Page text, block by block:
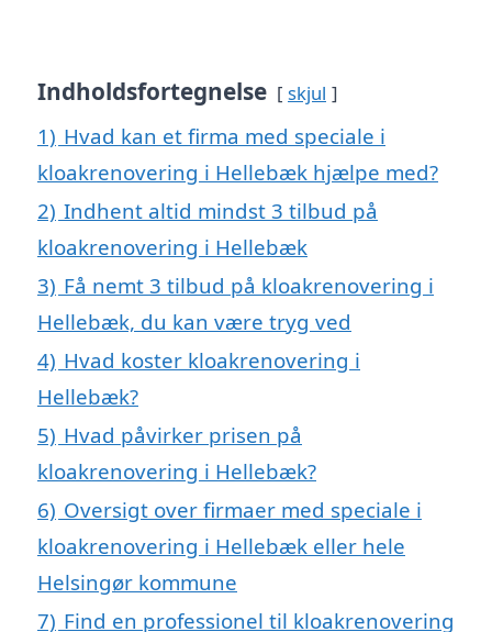
Indholdsfortegnelse skjul
1) Hvad kan et firma med speciale i
kloakrenovering i Hellebæk hjælpe med?
2) Indhent altid mindst 3 tilbud på
kloakrenovering i Hellebæk
3) Få nemt 3 tilbud på kloakrenovering i
Hellebæk, du kan være tryg ved
4) Hvad koster kloakrenovering i
Hellebæk?
5) Hvad påvirker prisen på
kloakrenovering i Hellebæk?
6) Oversigt over firmaer med speciale i
kloakrenovering i Hellebæk eller hele
Helsingør kommune
7) Find en professionel til kloakrenovering